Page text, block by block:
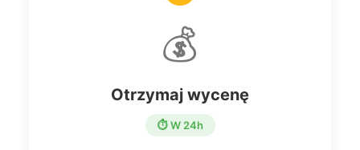
💰
Otrzymaj wycenę
⏱️ W 24h